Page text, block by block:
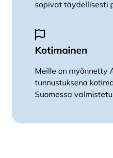
sopivat täydellisesti
Kotimainen
Meille on myönnetty
tunnustuksena
Suomessa